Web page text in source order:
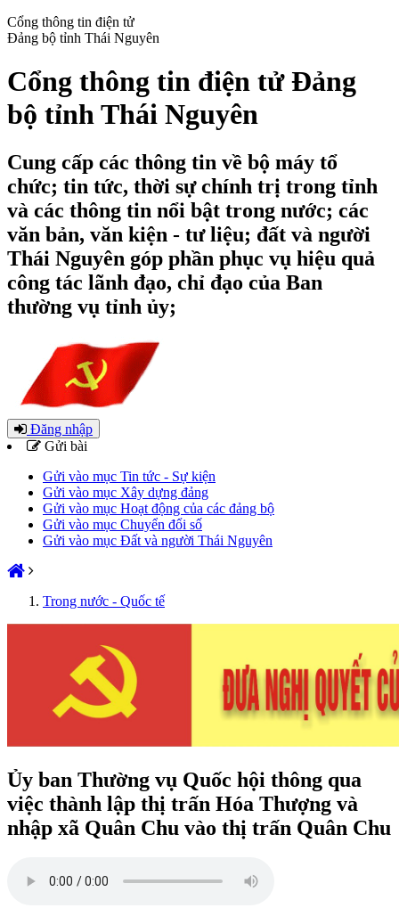
Cổng thông tin điện tử
Đảng bộ tỉnh Thái Nguyên
Cổng thông tin điện tử Đảng
bộ tỉnh Thái Nguyên
Cung cấp các thông tin về bộ máy tổ
chức; tin tức, thời sự chính trị trong tỉnh
và các thông tin nổi bật trong nước; các
văn bản, văn kiện - tư liệu; đất và người
Thái Nguyên góp phần phục vụ hiệu quả
công tác lãnh đạo, chỉ đạo của Ban
thường vụ tỉnh ủy;
Đăng nhập
Gửi bài
Gửi vào mục Tin tức - Sự kiện
Gửi vào mục Xây dựng đảng
Gửi vào mục Hoạt động của các đảng bộ
Gửi vào mục Chuyển đổi số
Gửi vào mục Đất và người Thái Nguyên
Trong nước - Quốc tế
Ủy ban Thường vụ Quốc hội thông qua
việc thành lập thị trấn Hóa Thượng và
nhập xã Quân Chu vào thị trấn Quân Chu